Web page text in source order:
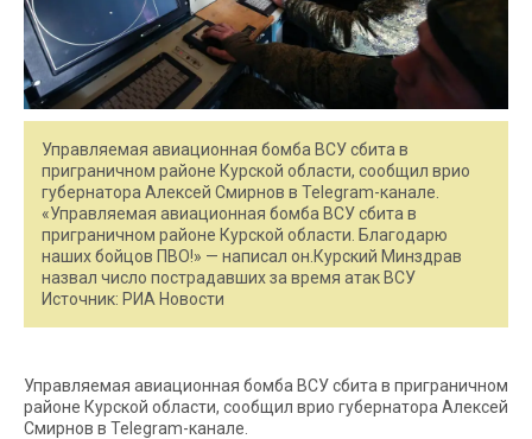
Управляемая авиационная бомба ВСУ сбита в
приграничном районе Курской области, сообщил врио
губернатора Алексей Смирнов в Telegram-канале.
«Управляемая авиационная бомба ВСУ сбита в
приграничном районе Курской области. Благодарю
наших бойцов ПВО!» — написал он.Курский Минздрав
назвал число пострадавших за время атак ВСУ
Источник: РИА Новости
Управляемая авиационная бомба ВСУ сбита в приграничном
районе Курской области, сообщил врио губернатора Алексей
Смирнов в Telegram-канале.